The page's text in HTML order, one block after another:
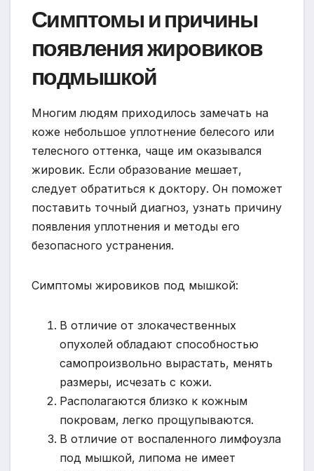
Симптомы и причины
появления жировиков
подмышкой
Многим людям приходилось замечать на
коже небольшое уплотнение белесого или
телесного оттенка, чаще им оказывался
жировик. Если образование мешает,
следует обратиться к доктору. Он поможет
поставить точный диагноз, узнать причину
появления уплотнения и методы его
безопасного устранения.
Симптомы жировиков под мышкой:
В отличие от злокачественных
опухолей обладают способностью
самопроизвольно вырастать, менять
размеры, исчезать с кожи.
Располагаются близко к кожным
покровам, легко прощупываются.
В отличие от воспаленного лимфоузла
под мышкой, липома не имеет